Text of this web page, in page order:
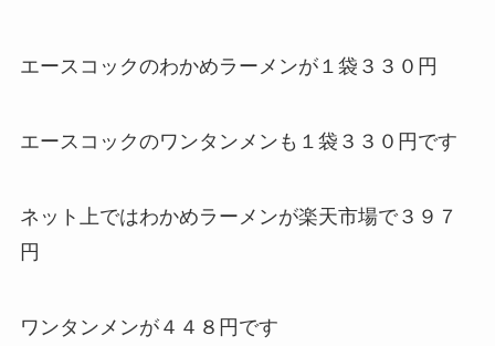
エースコックのわかめラーメンが１袋３３０円
エースコックのワンタンメンも１袋３３０円です
ネット上ではわかめラーメンが楽天市場で３９７
円
ワンタンメンが４４８円です